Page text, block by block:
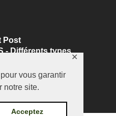
vous garantir
notre site.
Acceptez
✕
Post
- Différents types